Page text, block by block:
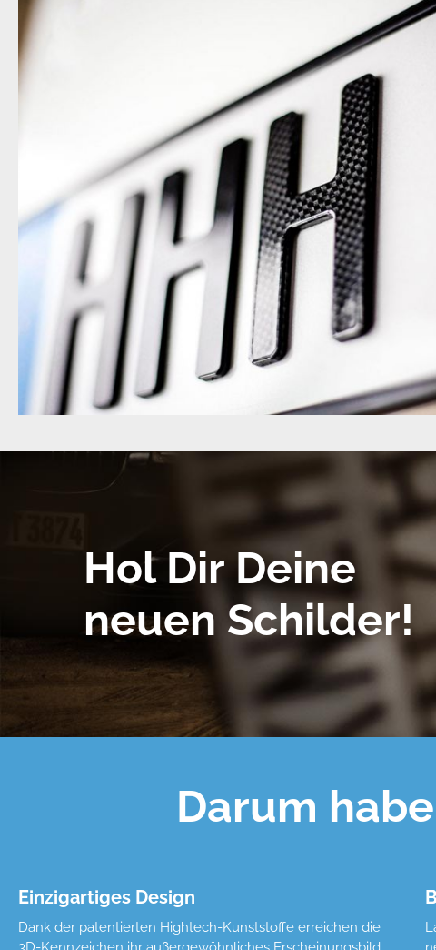
Hol Dir Deine
neuen Schilder!
Darum
Einzigartiges Design
Dank der patentierten Hightech-Kunststoffe erreichen die
3D-Kennzeichen ihr außergewöhnliches Erscheinungsbild,